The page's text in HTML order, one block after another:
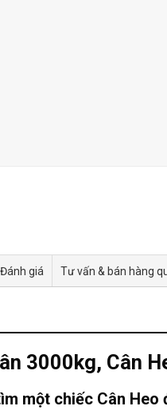
Đánh giá Tư vấn & bán hàng
3000kg, Cân
một chiếc Cân